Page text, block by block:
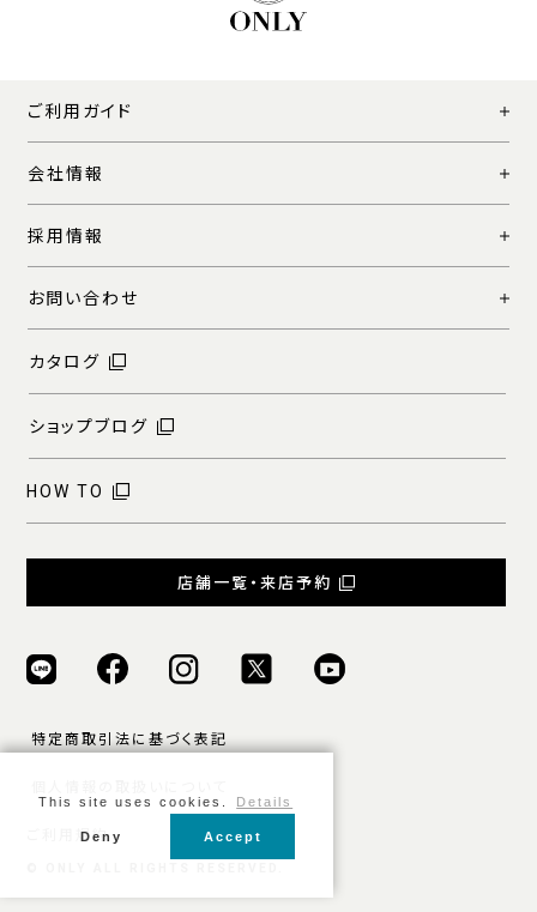
ご利用ガイド
会社情報
採用情報
お問い合わせ
カタログ
ショップブログ
HOW TO
店舗一覧・来店予約
特定商取引法に基づく表記
ご利用規約
This site uses cookies. Details
Deny Accept